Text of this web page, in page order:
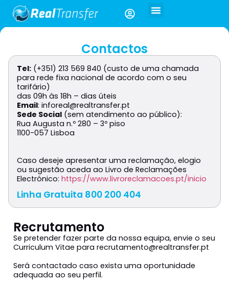
Contactos
Tel: (+351) 213 569 840 (custo de uma chamada
para rede fixa nacional de acordo com o seu
tarifário)
das 09h às 18h – dias úteis
Email: inforeal@realtransfer.pt
Sede Social (sem atendimento ao público):
Rua Augusta n.º 280 – 3º piso
1100-057 Lisboa
Caso deseje apresentar uma reclamação, elogio
ou sugestão aceda ao Livro de Reclamações
Electrónico: https://www.livroreclamacoes.pt/inicio
Linha Gratuita 800 200 404
Recrutamento
Se pretender fazer parte da nossa equipa, envie o seu
Curriculum Vitae para recrutamento@realtransfer.pt
Será contactado caso exista uma oportunidade
adequada ao seu perfil.